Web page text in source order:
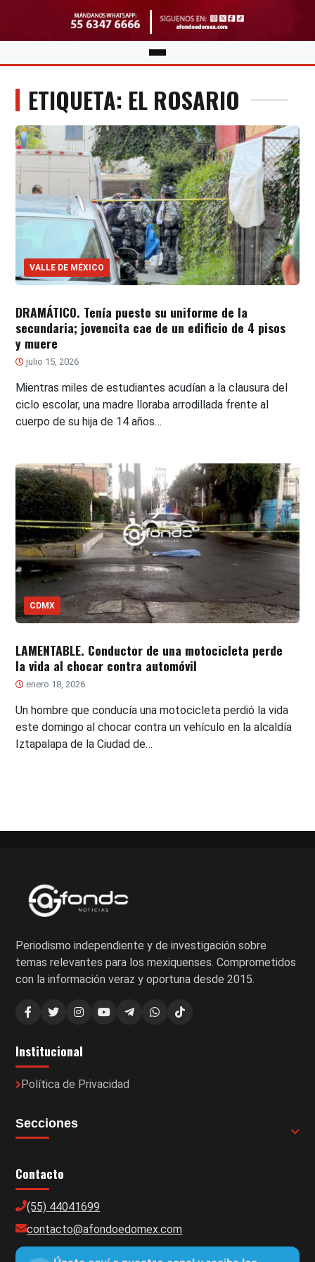
ETIQUETA: EL ROSARIO
VALLE DE MÉXICO
DRAMÁTICO. Tenía puesto su uniforme de la
secundaria; jovencita cae de un edificio de 4 pisos
y muere
julio 15, 2026
Mientras miles de estudiantes acudían a la clausura del
ciclo escolar, una madre lloraba arrodillada frente al
cuerpo de su hija de 14 años…
CDMX
LAMENTABLE. Conductor de una motocicleta perde
la vida al chocar contra automóvil
enero 18, 2026
Un hombre que conducía una motocicleta perdió la vida
este domingo al chocar contra un vehículo en la alcaldía
Iztapalapa de la Ciudad de…
Periodismo independiente y de investigación sobre
temas relevantes para los mexiquenses. Comprometidos
con la información veraz y oportuna desde 2015.
Institucional
Política de Privacidad
Secciones
Contacto
(55) 44041699
contacto@afondoedomex.com